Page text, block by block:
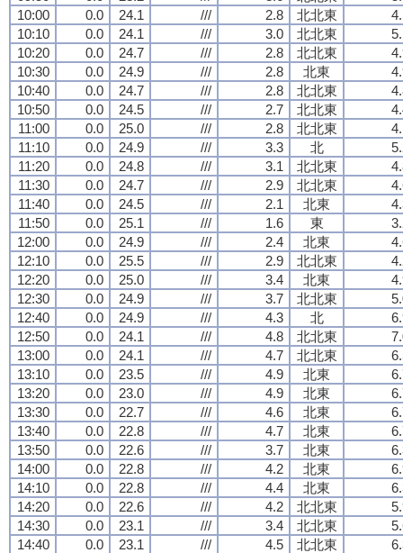
10:00
0.0 24.1 /// 2.8 北北東
10:10
0.0 24.1 /// 3.0 北北東
10:20
0.0 24.7 /// 2.8 北北東
10:30
0.0 24.9 /// 2.8 北東
10:40
0.0 24.7 /// 2.8 北北東
10:50
0.0 24.5 /// 2.7 北北東
11:00
0.0 25.0 /// 2.8 北北東
11:10
0.0 24.9 /// 3.3 北
11:20
0.0 24.8 /// 3.1 北北東
11:30
0.0 24.7 /// 2.9 北北東
11:40
0.0 24.5 /// 2.1 北東
11:50
0.0 25.1 /// 1.6 東
12:00
0.0 24.9 /// 2.4 北東
12:10
0.0 25.5 /// 2.9 北北東
12:20
0.0 25.0 /// 3.4 北東
12:30
0.0 24.9 /// 3.7 北北東
12:40
0.0 24.9 /// 4.3 北
12:50
0.0 24.1 /// 4.8 北北東
13:00
0.0 24.1 /// 4.7 北北東
13:10
0.0 23.5 /// 4.9 北東
13:20
0.0 23.0 /// 4.9 北東
13:30
0.0 22.7 /// 4.6 北東
13:40
0.0 22.8 /// 4.7 北東
13:50
0.0 22.6 /// 3.7 北東
14:00
0.0 22.8 /// 4.2 北東
14:10
0.0 22.8 /// 4.4 北東
14:20
0.0 22.6 /// 4.2 北北東
14:30
0.0 23.1 /// 3.4 北北東
14:40
0.0 23.1 /// 4.5 北北東